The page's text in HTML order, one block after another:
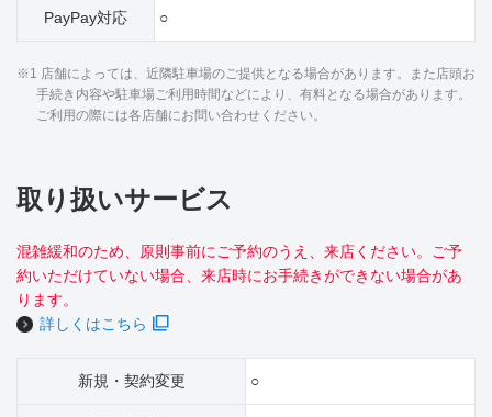
PayPay対応 ○
※1 店舗によっては、近隣駐車場のご提供となる場合があります。また店頭お
手続き内容や駐車場ご利用時間などにより、有料となる場合があります。
ご利用の際には各店舗にお問い合わせください。
取り扱いサービス
混雑緩和のため、原則事前にご予約のうえ、来店ください。ご予
約いただけていない場合、来店時にお手続きができない場合があ
ります。
詳しくはこちら
新規・契約変更 ○